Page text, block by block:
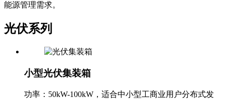
能源管理需求。
光伏系列
小型光伏集装箱
功率：50kW-100kW，适合中小型工商业用户分布式发